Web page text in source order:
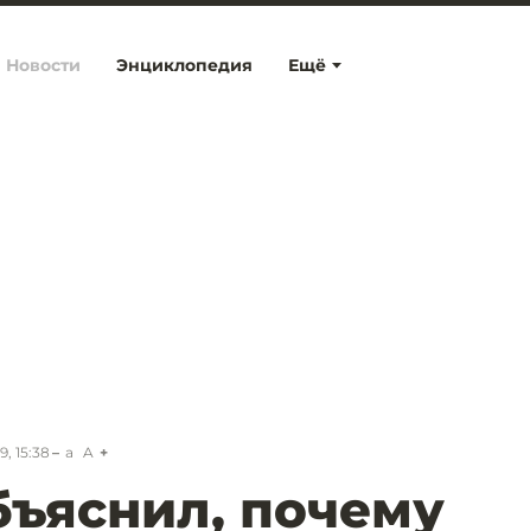
Ещё
Новости Энциклопедия
15:38 a A
почему